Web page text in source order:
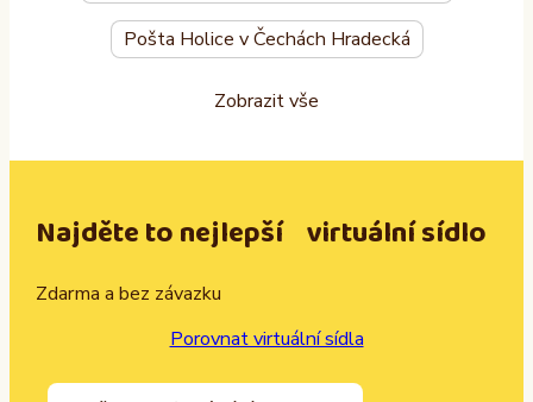
Pošta Holice v Čechách Hradecká
Zobrazit vše
Najděte to nejlepší virtuální sídlo
Zdarma a bez závazku
Porovnat virtuální sídla